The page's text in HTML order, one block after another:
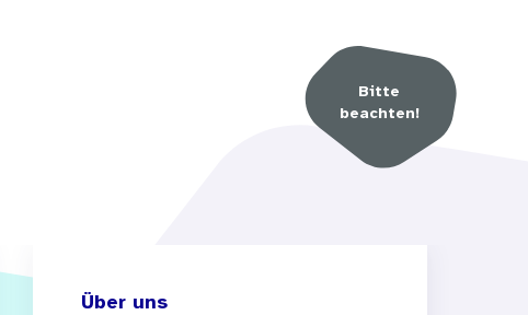
Bitte
beachten!
Über uns